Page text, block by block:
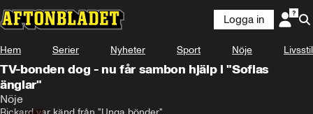
Logga in
Hem Serier Nyheter Sport Nöje Livsstil
TV-bonden dog - nu får sambon hjälp i "Sofias
änglar"
Nöje